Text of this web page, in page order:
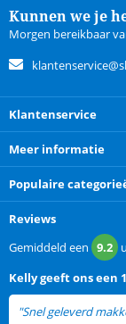
Kunnen we je
Morgen bereikbaar
Klantenservice
Meer informatie
Populaire
Reviews
Gemiddeld een 9.2
Kellygeeft ons een
"Snel geleverd